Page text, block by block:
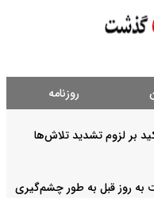
روزنامه
بر لزوم تشدید تلاش‌ها
به روز قبل به طور چشم‌گیری